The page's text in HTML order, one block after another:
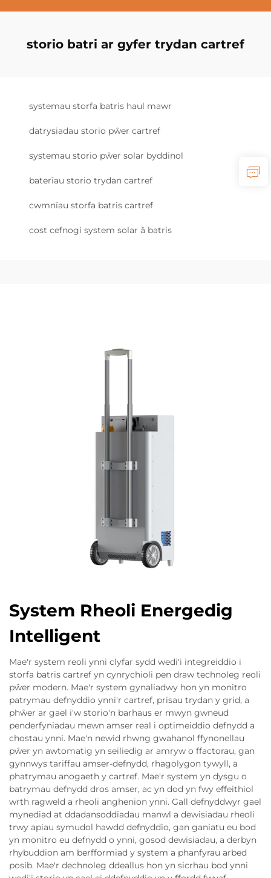
storio batri ar gyfer trydan cartref
systemau storfa batris haul mawr
datrysiadau storio pŵer cartref
systemau storio pŵer solar byddinol
baterïau storio trydan cartref
cwmnïau storfa batris cartref
cost cefnogi system solar â batris
System Rheoli Energedig
Intelligent
Mae'r system reoli ynni clyfar sydd wedi'i integreiddio i
storfa batris cartref yn cynrychioli pen draw technoleg reoli
pŵer modern. Mae'r system gynaliadwy hon yn monitro
patrymau defnyddio ynni'r cartref, prisau trydan y grid, a
phŵer ar gael i'w storio'n barhaus er mwyn gwneud
penderfyniadau mewn amser real i optimeiddio defnydd a
chostau ynni. Mae'n newid rhwng gwahanol ffynonellau
pŵer yn awtomatig yn seiliedig ar amryw o ffactorau, gan
gynnwys tariffau amser-defnydd, rhagolygon tywyll, a
phatrymau anogaeth y cartref. Mae'r system yn dysgu o
batrymau defnydd dros amser, ac yn dod yn fwy effeithiol
wrth ragweld a rheoli anghenion ynni. Gall defnyddwyr gael
mynediad at ddadansoddiadau manwl a dewisiadau rheoli
trwy apiau symudol hawdd defnyddio, gan ganiatu eu bod
yn monitro eu defnydd o ynni, gosod dewisiadau, a derbyn
rhybuddion am berfformiad y system a phanfyrau arbed
posib. Mae'r dechnoleg ddeallus hon yn sicrhau bod ynni